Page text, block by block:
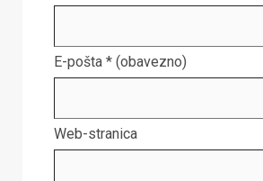
E-pošta * (obavezno)
Web-stranica